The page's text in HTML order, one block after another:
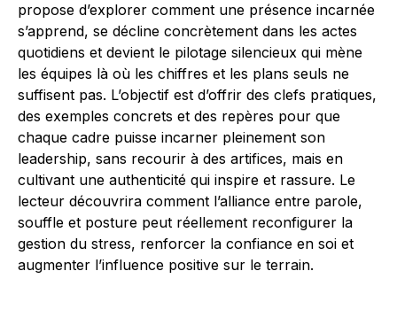
propose d’explorer comment une présence incarnée
s’apprend, se décline concrètement dans les actes
quotidiens et devient le pilotage silencieux qui mène
les équipes là où les chiffres et les plans seuls ne
suffisent pas. L’objectif est d’offrir des clefs pratiques,
des exemples concrets et des repères pour que
chaque cadre puisse incarner pleinement son
leadership, sans recourir à des artifices, mais en
cultivant une authenticité qui inspire et rassure. Le
lecteur découvrira comment l’alliance entre parole,
souffle et posture peut réellement reconfigurer la
gestion du stress, renforcer la confiance en soi et
augmenter l’influence positive sur le terrain.